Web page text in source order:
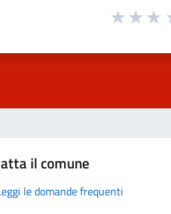
il comune
le domande frequenti